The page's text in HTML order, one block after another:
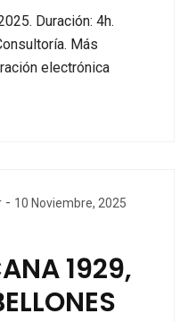
Duración: 4h.
Más
electrónica
- 10 Noviembre, 2025
1929,